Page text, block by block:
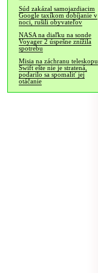
Súd zakázal samojazdiacim
Google taxíkom dobíjanie v
noci, rušili obyvateľov
NASA na diaľku na sonde
Voyager 2 úspešne znížila
spotrebu
Misia na záchranu teleskopu
Swift ešte nie je stratená,
podarilo sa spomaliť jej
otáčanie